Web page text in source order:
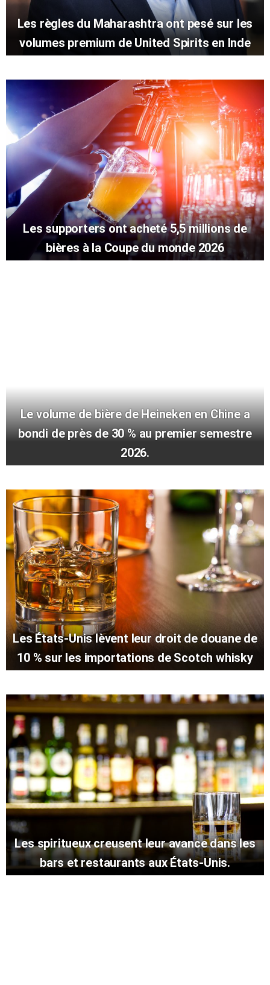
Les règles du Maharashtra ont pesé sur les
volumes premium de United Spirits en Inde
Les supporters ont acheté 5,5 millions de
bières à la Coupe du monde 2026
Le volume de bière de Heineken en Chine a
bondi de près de 30 % au premier semestre
2026.
Les États-Unis lèvent leur droit de douane de
10 % sur les importations de Scotch whisky
Les spiritueux creusent leur avance dans les
bars et restaurants aux États-Unis.